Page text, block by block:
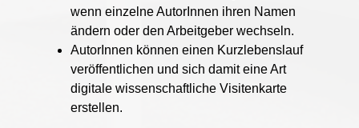
wenn einzelne AutorInnen ihren Namen
ändern oder den Arbeitgeber wechseln.
AutorInnen können einen Kurzlebenslauf
veröffentlichen und sich damit eine Art
digitale wissenschaftliche Visitenkarte
erstellen.